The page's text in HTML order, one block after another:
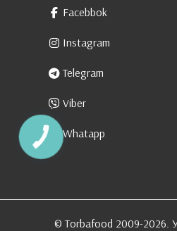
Facebbok
Instagram
Telegram
Viber
Whatapp
© Torbafood 2009-2026.
КНОПКА
ЗВ'ЯЗКУ